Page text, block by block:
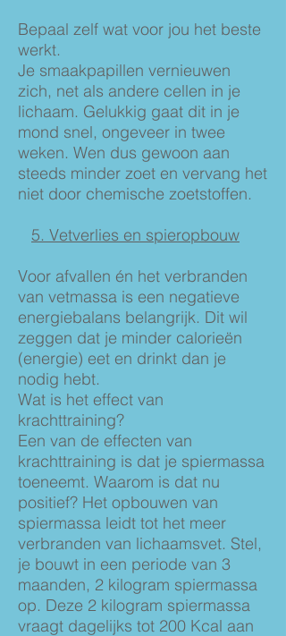
Bepaal zelf wat voor jou het beste
werkt.
Je smaakpapillen vernieuwen
zich, net als andere cellen in je
lichaam. Gelukkig gaat dit in je
mond snel, ongeveer in twee
weken. Wen dus gewoon aan
steeds minder zoet en vervang het
niet door chemische zoetstoffen.
5. Vetverlies en spieropbouw
Voor afvallen én het verbranden
van vetmassa is een negatieve
energiebalans belangrijk. Dit wil
zeggen dat je minder calorieën
(energie) eet en drinkt dan je
nodig hebt.
Wat is het effect van
krachttraining?
Een van de effecten van
krachttraining is dat je spiermassa
toeneemt. Waarom is dat nu
positief? Het opbouwen van
spiermassa leidt tot het meer
verbranden van lichaamsvet. Stel,
je bouwt in een periode van 3
maanden, 2 kilogram spiermassa
op. Deze 2 kilogram spiermassa
vraagt dagelijks tot 200 Kcal aan